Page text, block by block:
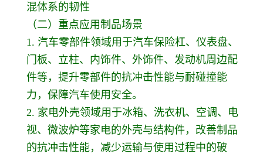
混体系的韧性
（二）重点应用制品场景
1. 汽车零部件领域用于汽车保险杠、仪表盘、
门板、立柱、内饰件、外饰件、发动机周边配
件等，提升零部件的抗冲击性能与耐碰撞能
力，保障汽车使用安全。
2. 家电外壳领域用于冰箱、洗衣机、空调、电
视、微波炉等家电的外壳与结构件，改善制品
的抗冲击性能，减少运输与使用过程中的破